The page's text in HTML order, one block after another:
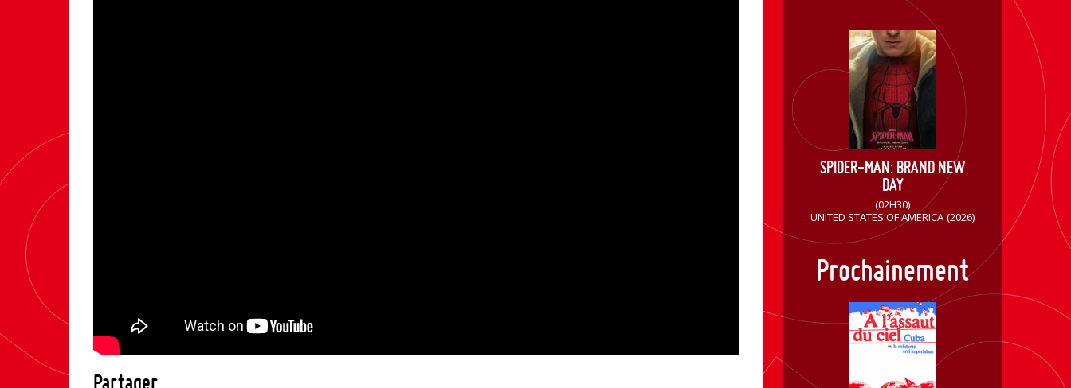
Partager
SPIDER-MAN: BRAND NEW
DAY
(02H30)
UNITED STATES OF AMERICA (2026)
Prochainement